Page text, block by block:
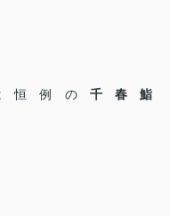
恒例の 千春鮨